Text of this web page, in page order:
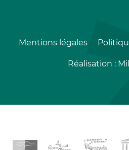
Mentions légales
Réalisation :